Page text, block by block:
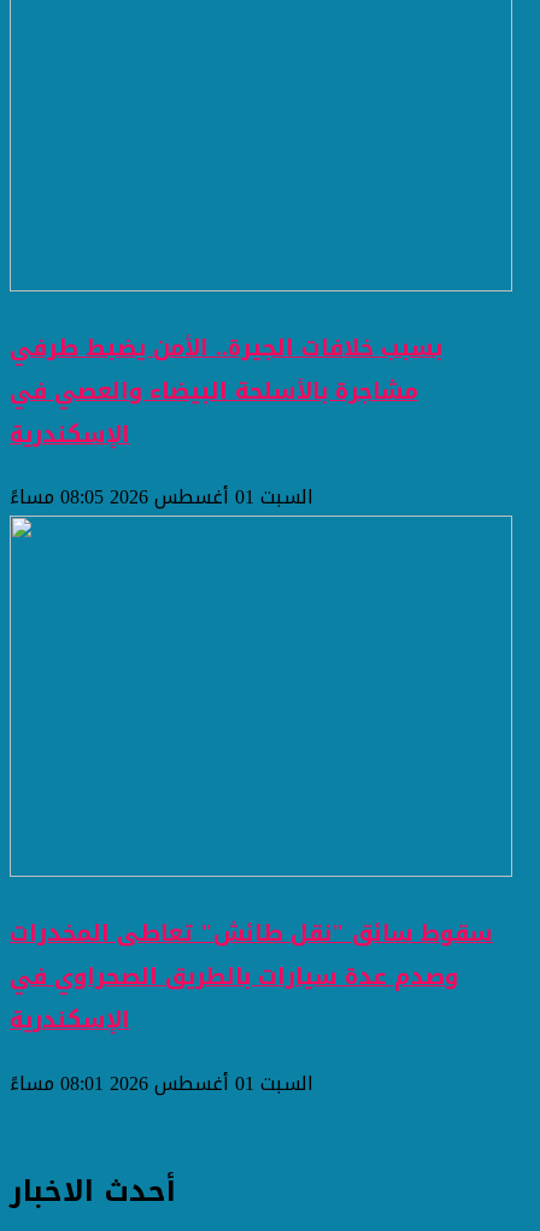
بسبب خلافات الجيرة.. الأمن يضبط طرفي
مشاجرة بالأسلحة البيضاء والعصي في
الإسكندرية
السبت 01 أغسطس 2026 08:05 مساءً
سقوط سائق "نقل طائش" تعاطى المخدرات
وصدم عدة سيارات بالطريق الصحراوي في
الإسكندرية
السبت 01 أغسطس 2026 08:01 مساءً
أحدث الاخبار